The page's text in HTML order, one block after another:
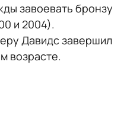
завоевать бронзу
и 2004).
Давидс завершил
возрасте.